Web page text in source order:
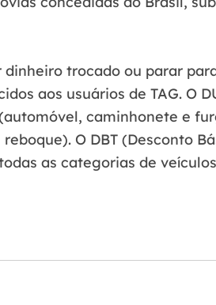
trocado ou parar
aos usuários de TAG. O
caminhonete e
O DBT (Desconto
as categorias de